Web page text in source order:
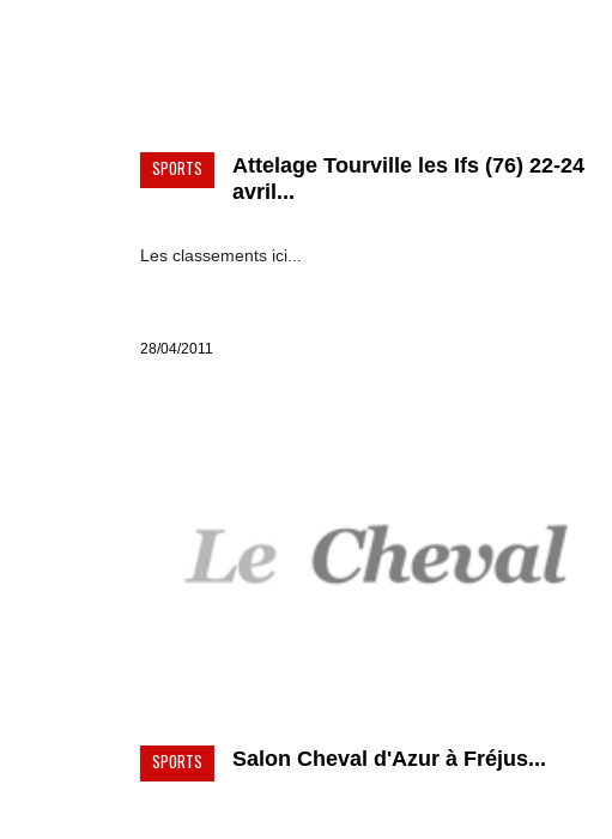
SPORTS
Attelage Tourville les Ifs (76) 22-24
avril...
Les classements ici...
28/04/2011
SPORTS Salon Cheval d'Azur à Fréjus...